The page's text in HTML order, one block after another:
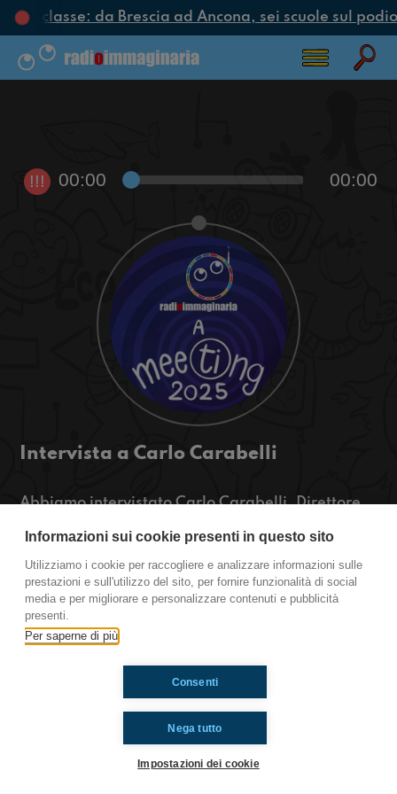
di classe: da Brescia ad Ancona, sei scuole sul
!!! 00:00 00:00
Intervista a Carlo Carabelli
Abbiamo intervistato Carlo Carabelli, Direttore
Cooperativa Sociale. Abbiamo fatto una
chiacchierata sul lavoro nel rapporto con noi
adolescenti: perché ci spaventa così tanto?
https://www.radioimmaginaria.it
Informazioni sui cookie presenti in questo sito
Utilizziamo i cookie per raccogliere e analizzare informazioni sulle
prestazioni e sull'utilizzo del sito, per fornire funzionalità di social
media e per migliorare e personalizzare contenuti e pubblicità
presenti.
Per saperne di più
Nega tutto
Consenti
Impostazioni dei cookie